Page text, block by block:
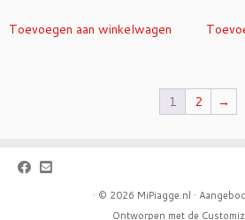
Toevoegen aan winkelwagen
1 2 →
· © 2026 MiPiagge.nl ·
Ontworpen met de